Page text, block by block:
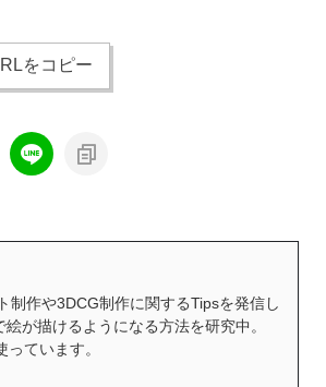
をコピー
制作や3DCG制作に関するTipsを発信し
が描けるようになる方法を研究中。
ています。